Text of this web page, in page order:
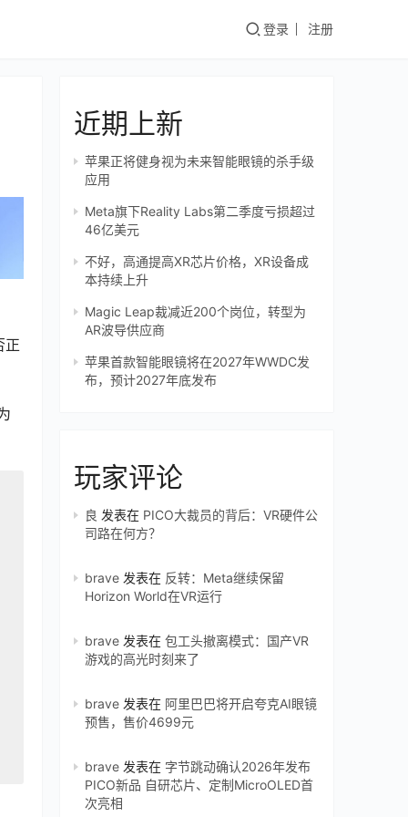
登录 注册
正
近期上新
苹果正将健身视为未来智能眼镜的杀手级
应用
Meta旗下Reality Labs第二季度亏损超过
46亿美元
不好，高通提高XR芯片价格，XR设备成
本持续上升
Magic Leap裁减近200个岗位，转型为
AR波导供应商
苹果首款智能眼镜将在2027年WWDC发
布，预计2027年底发布
玩家评论
良 发表在 PICO大裁员的背后：VR硬件公
司路在何方？
brave 发表在 反转：Meta继续保留
Horizon World在VR运行
brave 发表在 包工头撤离模式：国产VR
游戏的高光时刻来了
brave 发表在 阿里巴巴将开启夸克AI眼镜
预售，售价4699元
brave 发表在 字节跳动确认2026年发布
PICO新品 自研芯片、定制MicroOLED首
次亮相